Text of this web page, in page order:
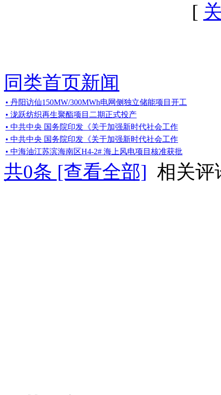
[
同类首页新闻
• 丹阳访仙150MW/300MWh电网侧独立储能项目开工
• 泷跃纺织再生聚酯项目二期正式投产
• 中共中央 国务院印发《关于加强新时代社会工作
• 中共中央 国务院印发《关于加强新时代社会工作
• 中海油江苏滨海南区H4-2# 海上风电项目核准获批
共0条 [查看全部] 相关评